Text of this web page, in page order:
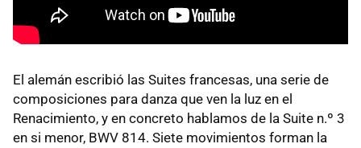
El alemán escribió las Suites francesas, una serie de
composiciones para danza que ven la luz en el
Renacimiento, y en concreto hablamos de la Suite n.º 3
en si menor, BWV 814. Siete movimientos forman la